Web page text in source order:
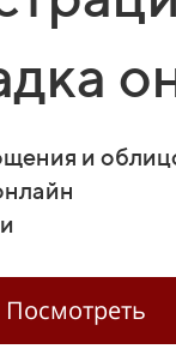
и
Посмотреть